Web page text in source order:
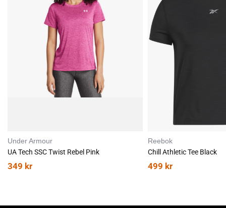
Under Armour
UA Tech SSC Twist Rebel Pink
349 kr
I
Reebok
Chill Athletic Tee Black
499 kr